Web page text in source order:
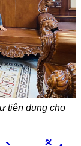
tiện dụng cho